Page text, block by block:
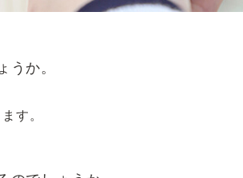
うか。
す。